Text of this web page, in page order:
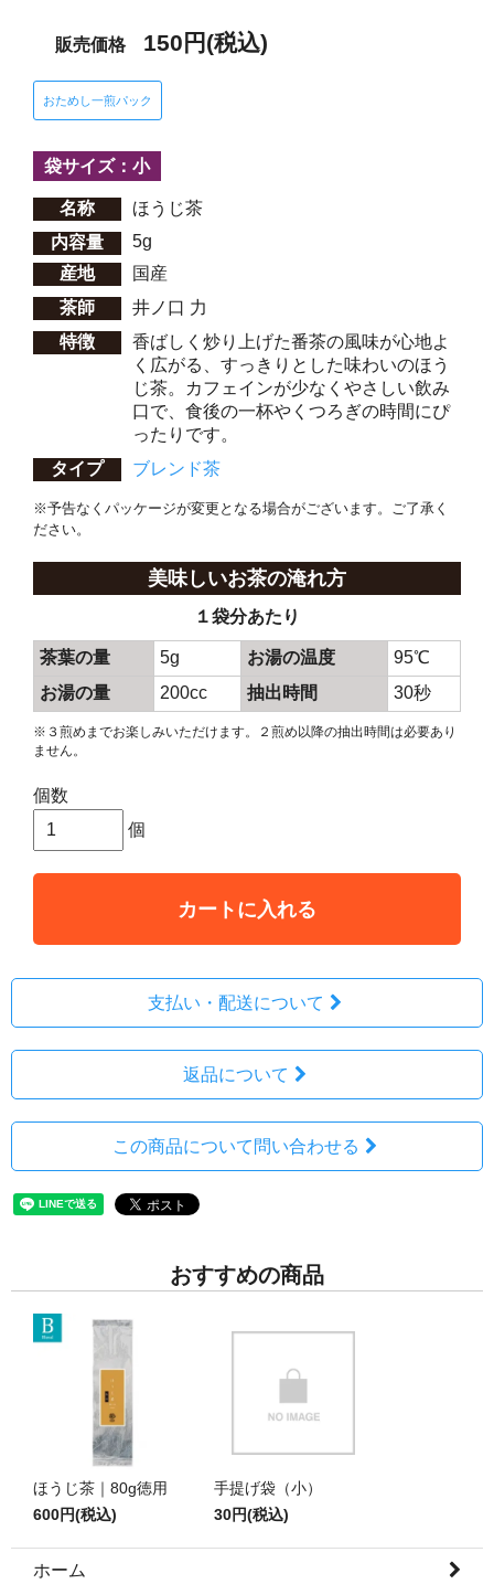
販売価格 150円(税込)
おためし一煎パック
袋サイズ：小
名称
ほうじ茶
内容量
5g
産地
国産
茶師
井ノ口 力
特徴
香ばしく炒り上げた番茶の風味が心地よ
く広がる、すっきりとした味わいのほう
じ茶。カフェインが少なくやさしい飲み
口で、食後の一杯やくつろぎの時間にぴ
ったりです。
タイプ
ブレンド茶
※予告なくパッケージが変更となる場合がございます。ご了承く
ださい。
美味しいお茶の淹れ方
１袋分あたり
茶葉の量 5g お湯の温度
95℃
お湯の量
200cc 抽出時間 30秒
※３煎めまでお楽しみいただけます。２煎め以降の抽出時間は必要あり
ません。
個数
個
カートに入れる
支払い・配送について
返品について
この商品について問い合わせる
おすすめの商品
ほうじ茶｜80g徳用
600円(税込)
手提げ袋（小）
30円(税込)
ホーム